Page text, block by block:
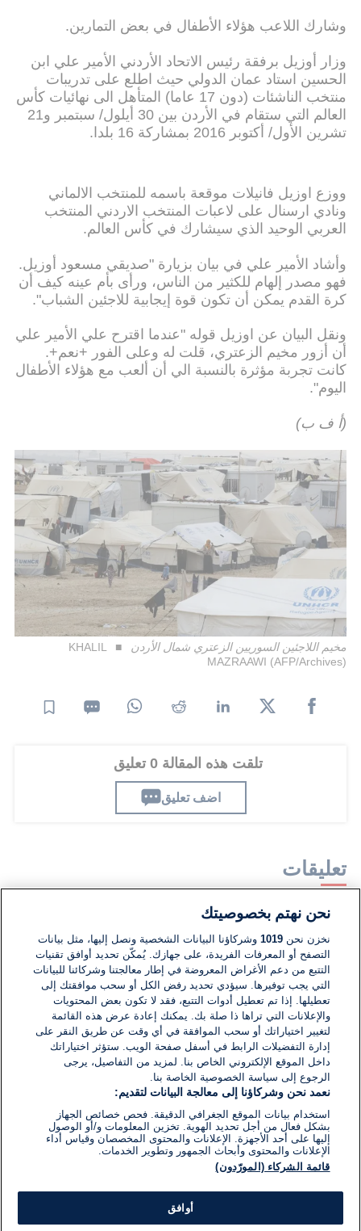
وشارك اللاعب هؤلاء الأطفال في بعض التمارين.
وزار أوزيل برفقة رئيس الاتحاد الأردني الأمير علي ابن
الحسين استاد عمان الدولي حيث اطلع على تدريبات
منتخب الناشئات (دون 17 عاما) المتأهل الى نهائيات كأس
العالم التي ستقام في الأردن بين 30 أيلول/ سبتمبر و21
تشرين الأول/ أكتوبر 2016 بمشاركة 16 بلدا.
ووزع اوزيل فانيلات موقعة باسمه للمنتخب الالماني
ونادي ارسنال على لاعبات المنتخب الاردني المنتخب
العربي الوحيد الذي سيشارك في كأس العالم.
وأشاد الأمير علي في بيان بزيارة "صديقي مسعود أوزيل.
فهو مصدر إلهام للكثير من الناس، ورأى بأم عينه كيف أن
كرة القدم يمكن أن تكون قوة إيجابية للاجئين الشباب".
ونقل البيان عن اوزيل قوله "عندما اقترح علي الأمير علي
أن أزور مخيم الزعتري، قلت له وعلى الفور +نعم+.
كانت تجربة مؤثرة بالنسبة الي أن ألعب مع هؤلاء الأطفال
اليوم".
(أ ف ب)
مخيم اللاجئين السوريين الزعتري شمال الأردن
KHALIL
MAZRAAWI (AFP/Archives)
تلقت هذه المقالة 0 تعليق
اضف تعليق
تعليقات
لا توجد تعليقات مكتوبة حتى الآن. كن الأول!
اكتب تعليقًا جديدًا ...
نحن نهتم بخصوصيتك
نخزن نحن1019 وشركاؤنا البيانات الشخصية ونصل إليها، مثل بيانات
التصفح أو المعرفات الفريدة، على جهازك. يُمكّن تحديد أوافق تقنيات
التتبع من دعم الأغراض المعروضة في إطار معالجتنا وشركائنا للبيانات
التي يجب توفيرها. سيؤدي تحديد رفض الكل أو سحب موافقتك إلى
تعطيلها. إذا تم تعطيل أدوات التتبع، فقد لا تكون بعض المحتويات
والإعلانات التي تراها ذا صلة بك. يمكنك إعادة عرض هذه القائمة
لتغيير اختياراتك أو سحب الموافقة في أي وقت عن طريق النقر على
إدارة التفضيلات الرابط في أسفل صفحة الويب. ستؤثر اختياراتك
داخل الموقع الإلكتروني الخاص بنا. لمزيد من التفاصيل، يرجى
الرجوع إلى سياسة الخصوصية الخاصة بنا.
نعمد نحن وشركاؤنا إلى معالجة البيانات لتقديم:
استخدام بيانات الموقع الجغرافي الدقيقة. فحص خصائص الجهاز
بشكل فعال من أجل تحديد الهوية. تخزين المعلومات و/أو الوصول
إليها على أحد الأجهزة. الإعلانات والمحتوى المخصصان وقياس أداء
الإعلانات والمحتوى وأبحاث الجمهور وتطوير الخدمات.
قائمة الشركاء (المورّدون)
أوافق